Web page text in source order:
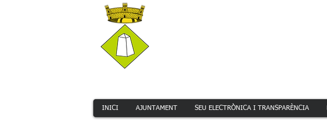
INICI AJUNTAMENT SEU ELECTRÒNICA I TRANSPARÈNCIA